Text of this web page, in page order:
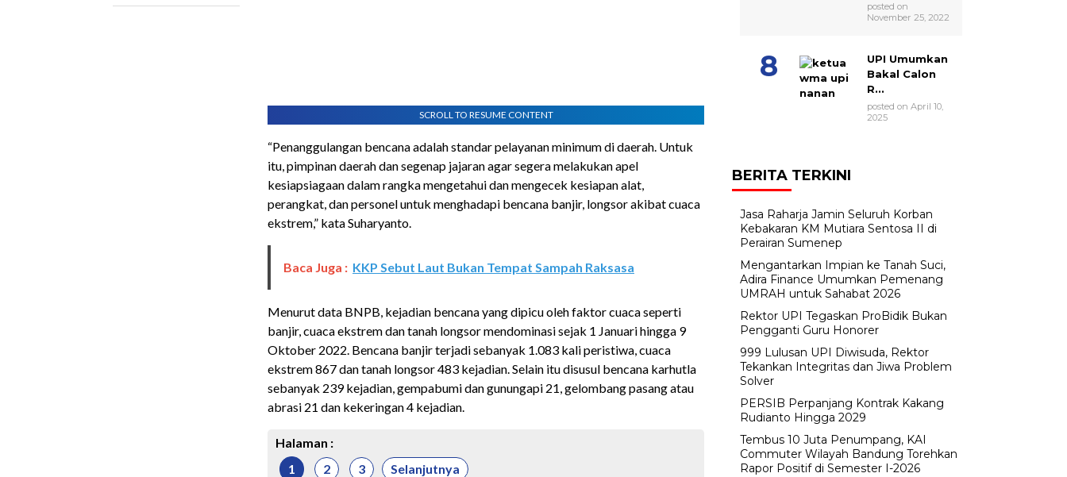
SCROLL TO RESUME CONTENT
“Penanggulangan bencana adalah standar pelayanan minimum di daerah. Untuk
itu, pimpinan daerah dan segenap jajaran agar segera melakukan apel
kesiapsiagaan dalam rangka mengetahui dan mengecek kesiapan alat,
perangkat, dan personel untuk menghadapi bencana banjir, longsor akibat cuaca
ekstrem,” kata Suharyanto.
Baca Juga : KKP Sebut Laut Bukan Tempat Sampah Raksasa
Menurut data BNPB, kejadian bencana yang dipicu oleh faktor cuaca seperti
banjir, cuaca ekstrem dan tanah longsor mendominasi sejak 1 Januari hingga 9
Oktober 2022. Bencana banjir terjadi sebanyak 1.083 kali peristiwa, cuaca
ekstrem 867 dan tanah longsor 483 kejadian. Selain itu disusul bencana karhutla
sebanyak 239 kejadian, gempabumi dan gunungapi 21, gelombang pasang atau
abrasi 21 dan kekeringan 4 kejadian.
Halaman :
1
2 3 Selanjutnya
posted on
November 25, 2022
UPI Umumkan
Bakal Calon
R...
posted on April 10,
2025
BERITA TERKINI
Jasa Raharja Jamin Seluruh Korban
Kebakaran KM Mutiara Sentosa II di
Perairan Sumenep
Mengantarkan Impian ke Tanah Suci,
Adira Finance Umumkan Pemenang
UMRAH untuk Sahabat 2026
Rektor UPI Tegaskan ProBidik Bukan
Pengganti Guru Honorer
999 Lulusan UPI Diwisuda, Rektor
Tekankan Integritas dan Jiwa Problem
Solver
PERSIB Perpanjang Kontrak Kakang
Rudianto Hingga 2029
Tembus 10 Juta Penumpang, KAI
Commuter Wilayah Bandung Torehkan
Rapor Positif di Semester I-2026